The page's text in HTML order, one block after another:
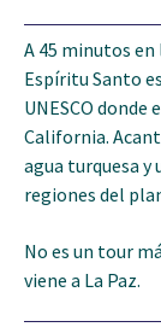
A 45 minutos en
Espíritu Santo
UNESCO
California.
agua turquesa y
regiones del
No es un tour
viene a La Paz.